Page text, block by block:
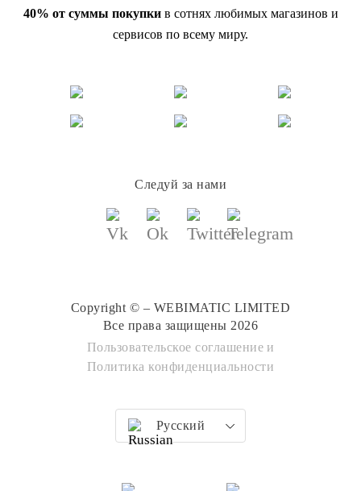
40% от суммы покупкив сотнях любимых магазинов и
сервисов по всему миру.
Следуй за нами
Copyright © – WEBIMATIC LIMITED
Все права защищены 2026
Пользовательское соглашение и
Политика конфиденциальности
Русский